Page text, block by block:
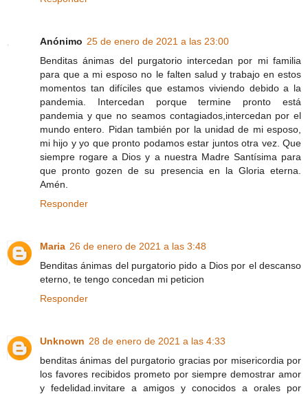
Anónimo 25 de enero de 2021 a las 23:00
Benditas ánimas del purgatorio intercedan por mi familia
para que a mi esposo no le falten salud y trabajo en estos
momentos tan difíciles que estamos viviendo debido a la
pandemia. Intercedan porque termine pronto está
pandemia y que no seamos contagiados,intercedan por el
mundo entero. Pidan también por la unidad de mi esposo,
mi hijo y yo que pronto podamos estar juntos otra vez. Que
siempre rogare a Dios y a nuestra Madre Santísima para
que pronto gozen de su presencia en la Gloria eterna.
Amén.
Responder
Maria 26 de enero de 2021 a las 3:48
Benditas ánimas del purgatorio pido a Dios por el descanso
eterno, te tengo concedan mi peticion
Responder
Unknown 28 de enero de 2021 a las 4:33
benditas ánimas del purgatorio gracias por misericordia por
los favores recibidos prometo por siempre demostrar amor
y fedelidad.invitare a amigos y conocidos a orales por